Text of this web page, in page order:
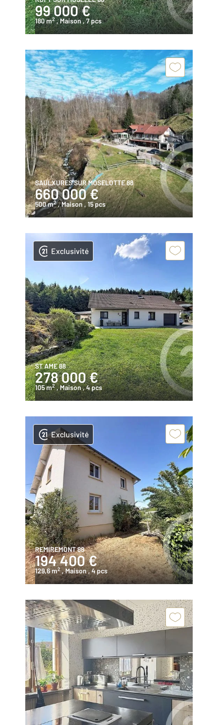
99 000 €
180 m2 , Maison, 7 pcs
SAULXURES SUR MOSELOTTE 88
660 000 €
500 m2 , Maison , 15 pcs
Exclusivité
ST AME 88
278 000 €
105 m2 , Maison, 4 pcs
Exclusivité
REMIREMONT 88
194 400 €
129,6 m2 , Maison, 4 pcs